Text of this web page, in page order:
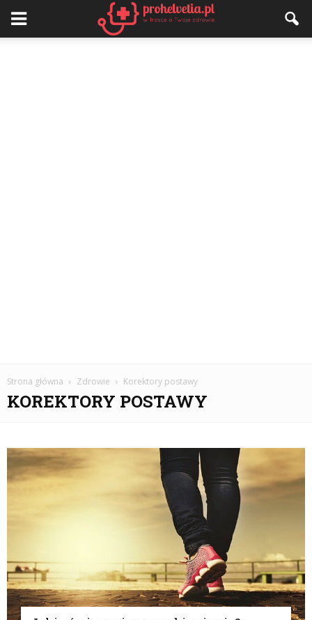
Strona główna Zdrowie Korektory postawy
KOREKTORY POSTAWY